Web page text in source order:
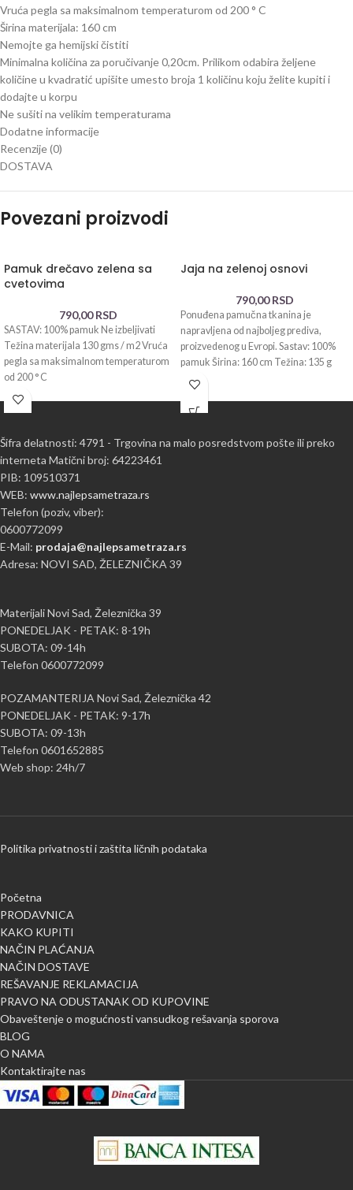
Vruća pegla sa maksimalnom temperaturom od 200 ° C
Širina materijala: 160 cm
Nemojte ga hemijski čistiti
Minimalna količina za poručivanje 0,20cm. Prilikom odabira željene
količine u kvadratić upišite umesto broja 1 količinu koju želite kupiti i
dodajte u korpu
Ne sušiti na velikim temperaturama
Dodatne informacije
Recenzije (0)
DOSTAVA
Povezani proizvodi
Pamuk drečavo zelena sa
cvetovima
790,00RSD
SASTAV: 100% pamuk Ne izbeljivati
Težina materijala 130 gms / m2 Vruća
pegla sa maksimalnom temperaturom
od 200 ° C
Jaja na zelenoj osnovi
790,00RSD
Ponuđena pamučna tkanina je
napravljena od najboljeg prediva,
proizvedenog u Evropi. Sastav: 100%
pamuk Širina: 160 cm Težina: 135 g
Šifra delatnosti: 4791 - Trgovina na malo posredstvom pošte ili preko
interneta Matični broj: 64223461
PIB: 109510371
WEB: www.najlepsametraza.rs
Telefon (poziv, viber):
0600772099
E-Mail: prodaja@najlepsametraza.rs
Adresa: NOVI SAD, ŽELEZNIČKA 39
Materijali Novi Sad, Železnička 39
PONEDELJAK - PETAK: 8-19h
SUBOTA: 09-14h
Telefon 0600772099
POZAMANTERIJA Novi Sad, Železnička 42
PONEDELJAK - PETAK: 9-17h
SUBOTA: 09-13h
Telefon 0601652885
Web shop: 24h/7
Politika privatnosti i zaštita ličnih podataka
Početna
PRODAVNICA
KAKO KUPITI
NAČIN PLAĆANJA
NAČIN DOSTAVE
REŠAVANJE REKLAMACIJA
PRAVO NA ODUSTANAK OD KUPOVINE
Obaveštenje o mogućnosti vansudkog rešavanja sporova
BLOG
O NAMA
Kontaktirajte nas